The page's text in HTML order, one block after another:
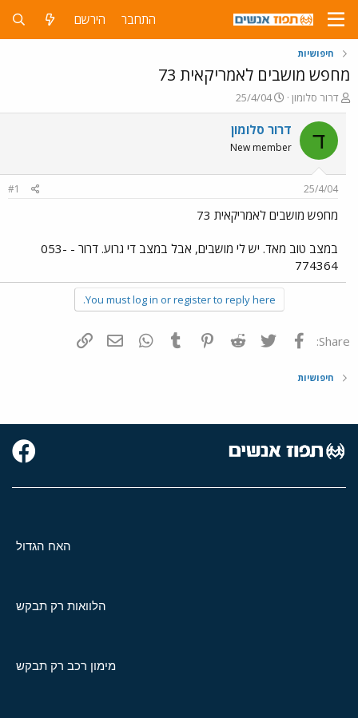
התחבר הירשם
חיפושיות
מחפש מושבים לאמריקאית 73
פ
ו
ת
ח
ה
ש
א
דרור סלומון
פ
ו
ר
ם
ר
25/4/04
ד דרור סלומון
New member
25/4/04
#1
מחפש מושבים לאמריקאית 73
במצב טוב מאד. יש לי מושבים, אבל במצב די גרוע. דרור - 053-
774364
You must log in or register to reply here.
Share: פייסבוק Twitter
Reddit
Pinterest
Tumblr
WhatsAppדואר אלקטרוני
חיפושיות
האח הגדול
הלוואות רק תבקש
מימון רכב רק תבקש